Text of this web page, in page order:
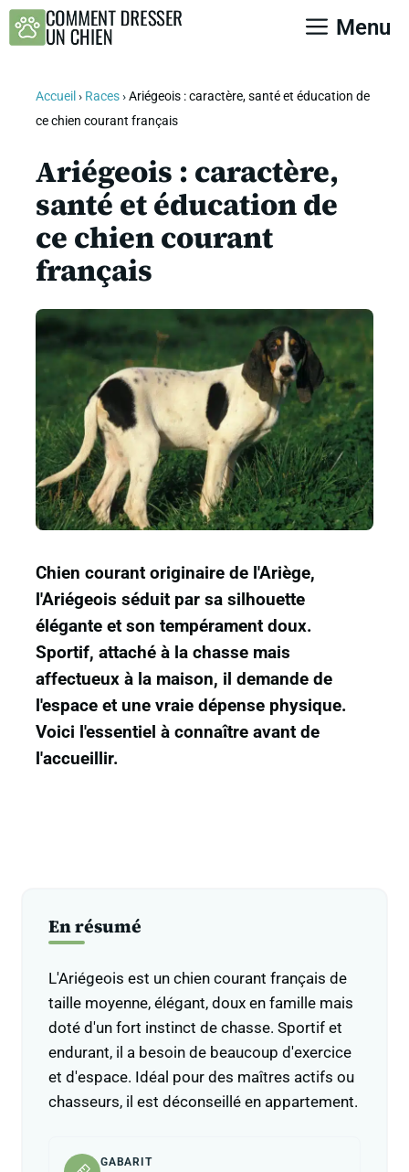
Aller
Menu
Accueil › Races›Ariégeois : caractère, santé et éducation de
ce chien courant français
Ariégeois : caractère,
santé et éducation de
ce chien courant
français
Chien courant originaire de l'Ariège,
l'Ariégeois séduit par sa silhouette
élégante et son tempérament doux.
Sportif, attaché à la chasse mais
affectueux à la maison, il demande de
l'espace et une vraie dépense physique.
Voici l'essentiel à connaître avant de
l'accueillir.
En résumé
L'Ariégeois est un chien courant français de
taille moyenne, élégant, doux en famille mais
doté d'un fort instinct de chasse. Sportif et
endurant, il a besoin de beaucoup d'exercice
et d'espace. Idéal pour des maîtres actifs ou
chasseurs, il est déconseillé en appartement.
GABARIT